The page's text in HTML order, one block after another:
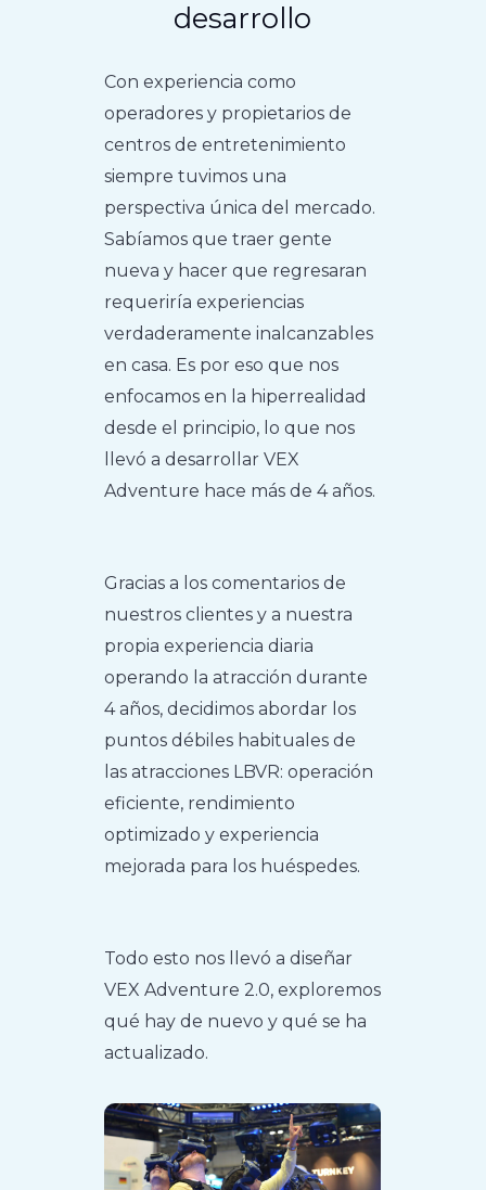
desarrollo
Con experiencia como
operadores y propietarios de
centros de entretenimiento
siempre tuvimos una
perspectiva única del mercado.
Sabíamos que traer gente
nueva y hacer que regresaran
requeriría experiencias
verdaderamente inalcanzables
en casa. Es por eso que nos
enfocamos en la hiperrealidad
desde el principio, lo que nos
llevó a desarrollar VEX
Adventure hace más de 4 años.
Gracias a los comentarios de
nuestros clientes y a nuestra
propia experiencia diaria
operando la atracción durante
4 años, decidimos abordar los
puntos débiles habituales de
las atracciones LBVR: operación
eficiente, rendimiento
optimizado y experiencia
mejorada para los huéspedes.
Todo esto nos llevó a diseñar
VEX Adventure 2.0, exploremos
qué hay de nuevo y qué se ha
actualizado.